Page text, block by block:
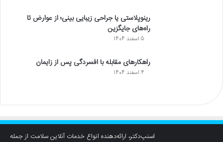
رینوپلاستی یا جراحی زیبایی بینی؛ از عوارض تا
راه‌های جایگزین
5 اسفند 1404
راهکارهای مقابله با افسردگی پس از زایمان
4 اسفند 1404
اسنپ‌دکتر، ارائه‌دهنده انواع خدمات آنلاین سلامت از جمله